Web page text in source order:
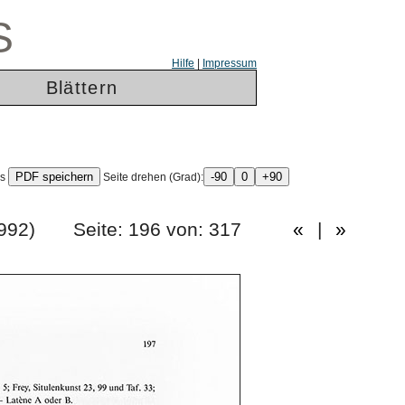
Hilfe Impressum
Blättern
Seite drehen (Grad):
1992) Seite: 196 von: 317 « | »